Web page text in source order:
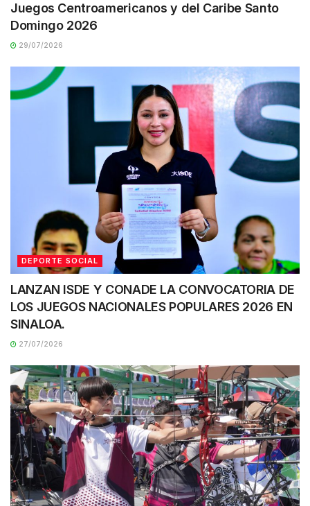
Juegos Centroamericanos y del Caribe Santo
Domingo 2026
29/07/2026
DEPORTE SOCIAL
LANZAN ISDE Y CONADE LA CONVOCATORIA DE
LOS JUEGOS NACIONALES POPULARES 2026 EN
SINALOA.
27/07/2026